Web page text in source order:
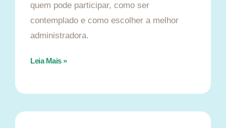
quem pode participar, como ser
contemplado e como escolher a melhor
administradora.
Leia Mais »